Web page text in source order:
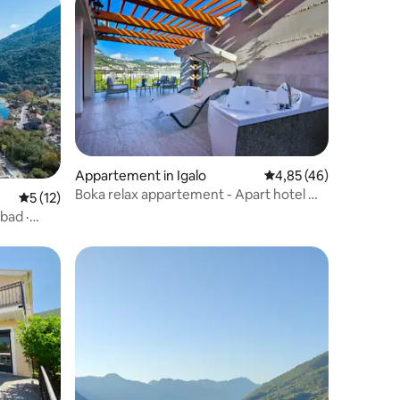
Gemiddelde beoordeling van 5 uit 5, 12 recensies
5 (12)
·
Appartement in Igalo Gemiddelde
4,85 (46)
Boka relax appartement - Apart hotel MS